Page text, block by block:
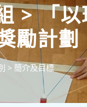
> 「以
勵計劃
> 簡介及目標